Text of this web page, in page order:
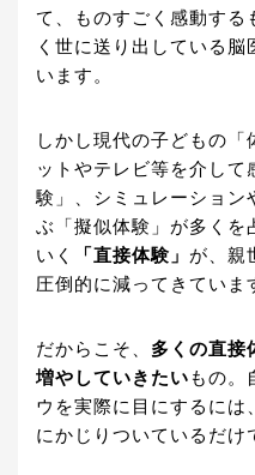
て、ものすごく感動する
く世に送り出している
います。
しかし現代の子どもの
ットやテレビ等を介し
験」、シミュレーション
ぶ「擬似体験」が多くを
いく
「直接体験」 が、親
圧倒的に減ってきていま
だからこそ、 多くの直接
増やしていきたいもの。
ウを実際に目にするには
にかじりついているだけ